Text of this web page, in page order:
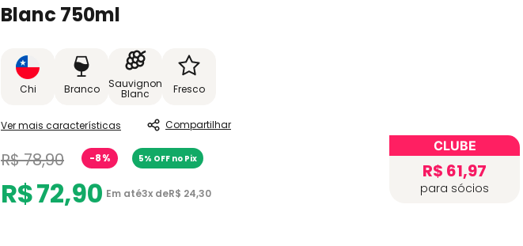
Blanc 750ml
Chi Branco Sauvignon
Blanc Fresco
Ver mais características Compartilhar
R$78,90 -8% 5% OFF no Pix
R$72,90 Em até3x deR$ 24,30
CLUBE
R$ 61,97
para sócios